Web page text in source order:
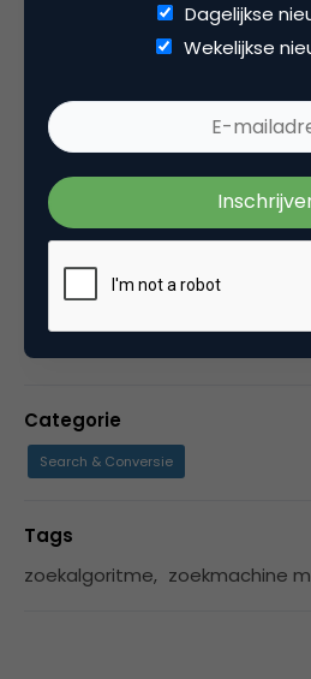
Deel dit artikel
Remi van Beekum
Eigenaar bij
Marketeer voor
Categorie
Search & Conversie
Tags
zoekalgoritme, zoekmachine
Dagelijkse
Wekelijkse